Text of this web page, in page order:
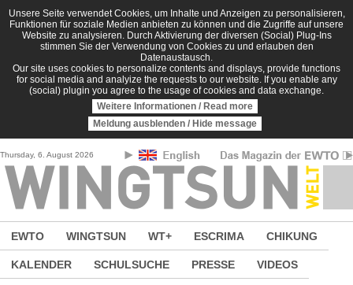
Direkt zum Inhalt
Unsere Seite verwendet Cookies, um Inhalte und Anzeigen zu personalisieren,
Funktionen für soziale Medien anbieten zu können und die Zugriffe auf unsere
Website zu analysieren. Durch Aktivierung der diversen (Social) Plug-Ins
stimmen Sie der Verwendung von Cookies zu und erlauben den
Datenaustausch.
Our site uses cookies to personalize contents and displays, provide functions
for social media and analyize the requests to our website. If you enable any
(social) plugin you agree to the usage of cookies and data exchange.
Weitere Informationen / Read more
Meldung ausblenden / Hide message
Thursday, 6. August 2026
EWTO WINGTSUN WT+ ESCRIMA CHIKUNG
KALENDER SCHULSUCHE PRESSE VIDEOS